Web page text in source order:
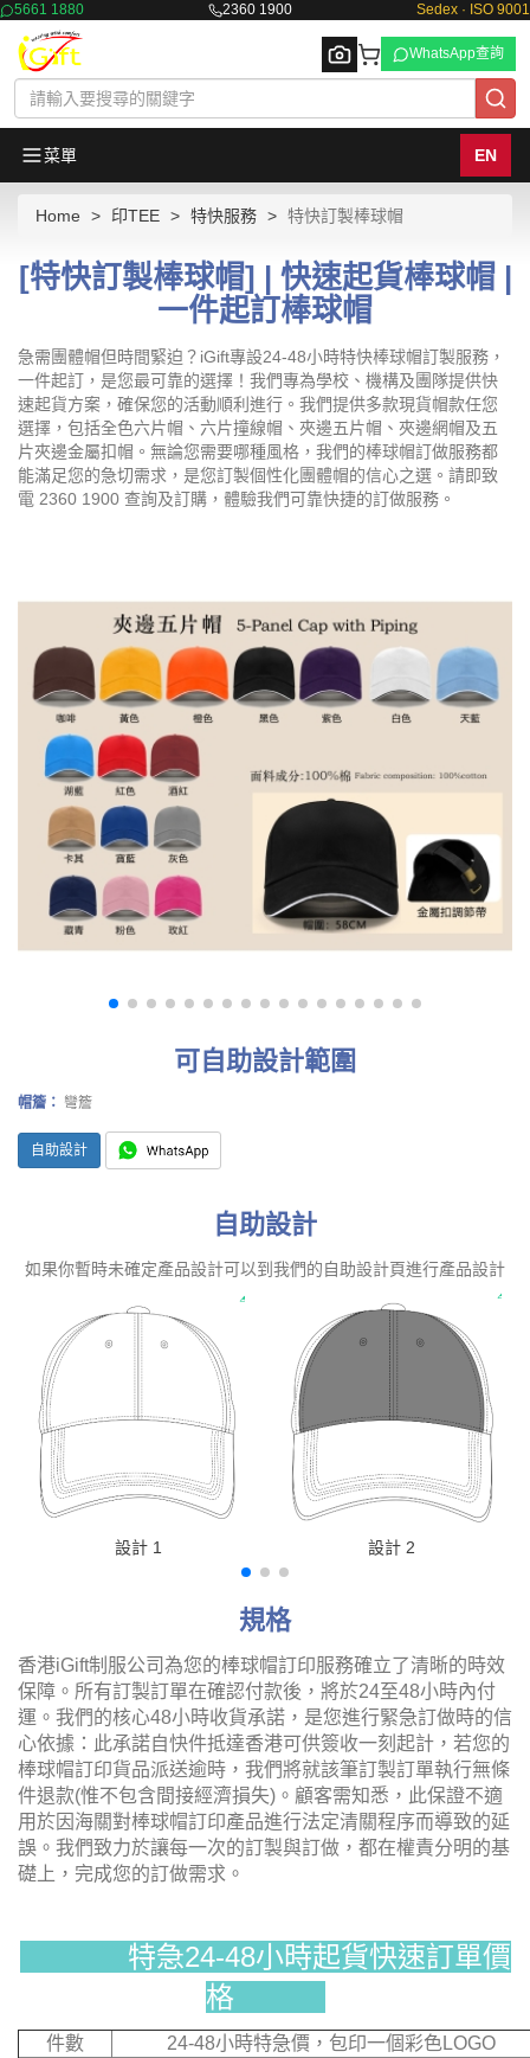
5661 1880 2360 1900 Sedex · ISO 9001
Browse
WhatsApp查詢
菜單 EN
Home 印TEE 特快服務 特快訂製棒球帽
[特快訂製棒球帽] | 快速起貨棒球帽 |
一件起訂棒球帽
急需團體帽但時間緊迫？iGift專設24-48小時特快棒球帽訂製服務，
一件起訂，是您最可靠的選擇！我們專為學校、機構及團隊提供快
速起貨方案，確保您的活動順利進行。我們提供多款現貨帽款任您
選擇，包括全色六片帽、六片撞線帽、夾邊五片帽、夾邊網帽及五
片夾邊金屬扣帽。無論您需要哪種風格，我們的棒球帽訂做服務都
能滿足您的急切需求，是您訂製個性化團體帽的信心之選。請即致
電 2360 1900 查詢及訂購，體驗我們可靠快捷的訂做服務。
可自助設計範圍
帽簷： 彎簷
自助設計
自助設計
如果你暫時未確定產品設計可以到我們的自助設計頁進行產品設計
設計 1 設計 2
規格
香港iGift制服公司為您的棒球帽訂印服務確立了清晰的時效
保障。所有訂製訂單在確認付款後，將於24至48小時內付
運。我們的核心48小時收貨承諾，是您進行緊急訂做時的信
心依據：此承諾自快件抵達香港可供簽收一刻起計，若您的
棒球帽訂印貨品派送逾時，我們將就該筆訂製訂單執行無條
件退款(惟不包含間接經濟損失)。顧客需知悉，此保證不適
用於因海關對棒球帽訂印產品進行法定清關程序而導致的延
誤。我們致力於讓每一次的訂製與訂做，都在權責分明的基
礎上，完成您的訂做需求。
特急24-48小時起貨快速訂單價
格
件數
24-48小時特急價，包印一個彩色LOGO